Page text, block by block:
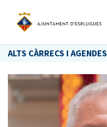
ALTS CÀRRECS I AGENDES